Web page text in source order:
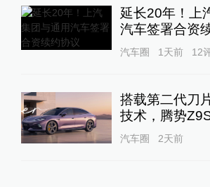
延长20年！上
汽车签署合资
汽车圈 1天前 12
搭载第二代刀
技术，腾势
汽车圈 2天前